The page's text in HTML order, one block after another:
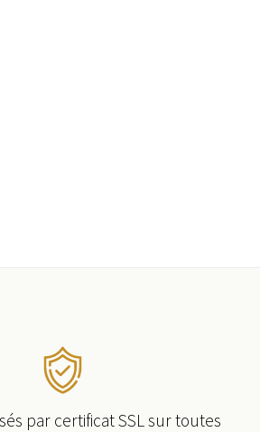
par certificat SSL sur toutes